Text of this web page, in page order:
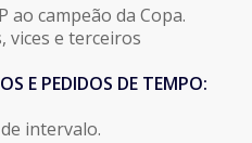
ao campeão da Copa.
vices e terceiros
E PEDIDOS DE TEMPO:
de intervalo.